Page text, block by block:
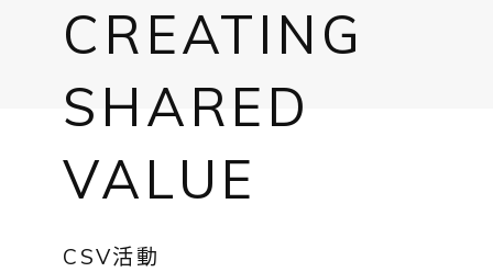
CREATING
SHARED
VALUE
CSV活動